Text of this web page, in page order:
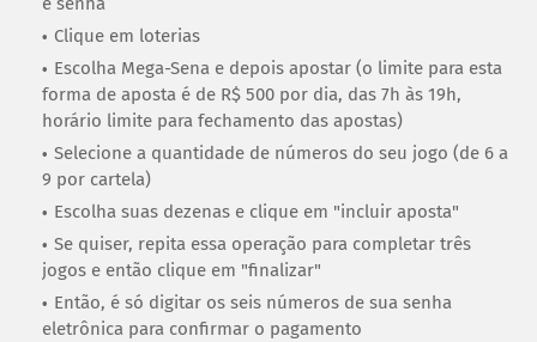
Clique em loterias
Escolha Mega-Sena e depois apostar (o limite para esta
forma de aposta é de R$ 500 por dia, das 7h às 19h,
horário limite para fechamento das apostas)
Selecione a quantidade de números do seu jogo (de 6 a
9 por cartela)
Escolha suas dezenas e clique em "incluir aposta"
Se quiser, repita essa operação para completar três
jogos e então clique em "finalizar"
Então, é só digitar os seis números de sua senha
eletrônica para confirmar o pagamento